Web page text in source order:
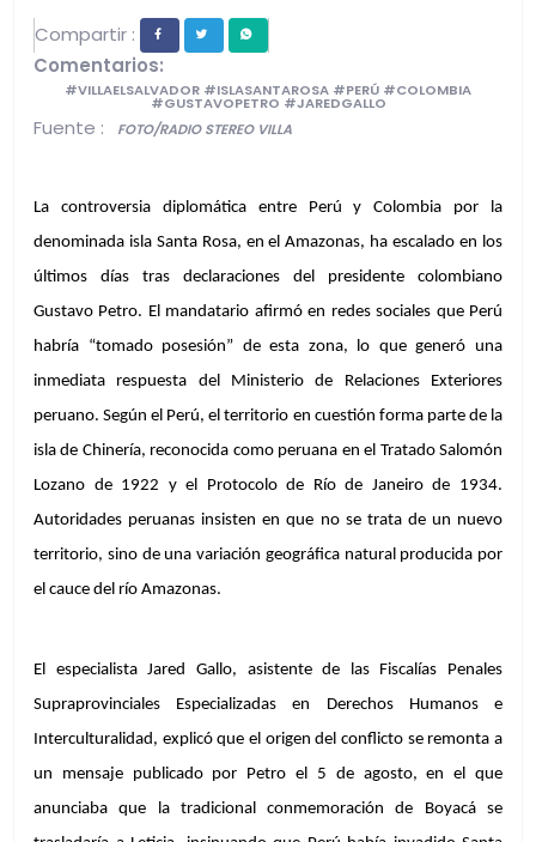
Compartir :
Comentarios:
#VILLAELSALVADOR #ISLASANTAROSA #PERÚ #COLOMBIA
#GUSTAVOPETRO #JAREDGALLO
Fuente : FOTO/RADIO STEREO VILLA
La controversia diplomática entre Perú y Colombia por la
denominada isla Santa Rosa, en el Amazonas, ha escalado en los
últimos días tras declaraciones del presidente colombiano
Gustavo Petro. El mandatario afirmó en redes sociales que Perú
habría “tomado posesión” de esta zona, lo que generó una
inmediata respuesta del Ministerio de Relaciones Exteriores
peruano. Según el Perú, el territorio en cuestión forma parte de la
isla de Chinería, reconocida como peruana en el Tratado Salomón
Lozano de 1922 y el Protocolo de Río de Janeiro de 1934.
Autoridades peruanas insisten en que no se trata de un nuevo
territorio, sino de una variación geográfica natural producida por
el cauce del río Amazonas.
El especialista Jared Gallo, asistente de las Fiscalías Penales
Supraprovinciales Especializadas en Derechos Humanos e
Interculturalidad, explicó que el origen del conflicto se remonta a
un mensaje publicado por Petro el 5 de agosto, en el que
anunciaba que la tradicional conmemoración de Boyacá se